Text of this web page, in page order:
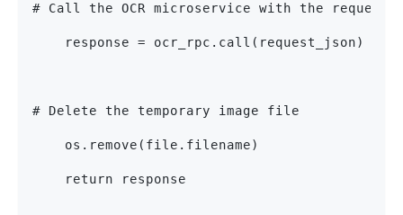
# Call the OCR microservice with the request
    response = ocr_rpc.call(request_json)
# Delete the temporary image file
    os.remove(file.filename)
    return response